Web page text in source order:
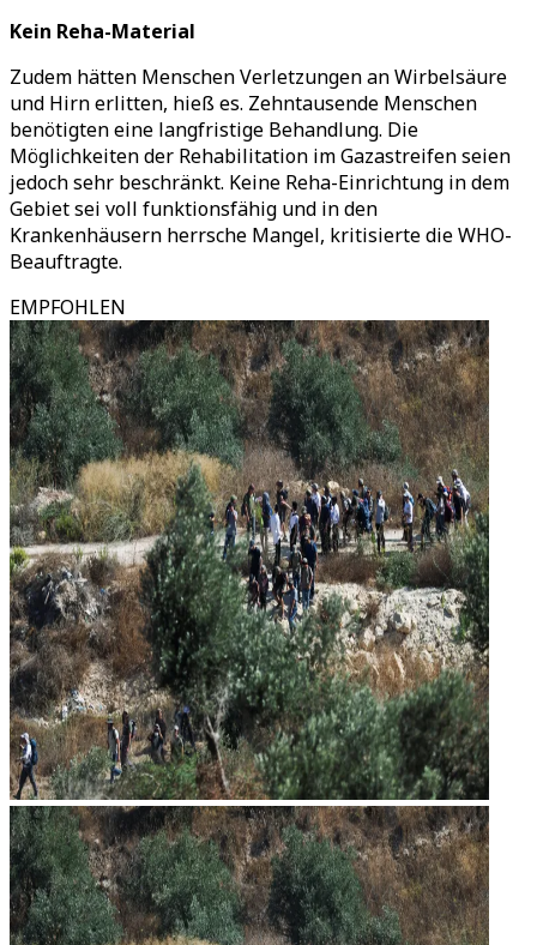
Kein Reha-Material
Zudem hätten Menschen Verletzungen an Wirbelsäure
und Hirn erlitten, hieß es. Zehntausende Menschen
benötigten eine langfristige Behandlung. Die
Möglichkeiten der Rehabilitation im Gazastreifen seien
jedoch sehr beschränkt. Keine Reha-Einrichtung in dem
Gebiet sei voll funktionsfähig und in den
Krankenhäusern herrsche Mangel, kritisierte die WHO-
Beauftragte.
EMPFOHLEN